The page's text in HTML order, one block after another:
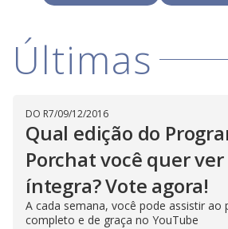
Últimas
DO R7/09/12/2016
Qual edição do
Porchat você quer ver
íntegra? Vote agora!
A cada semana, você pode assistir ao
completo e de graça no YouTube